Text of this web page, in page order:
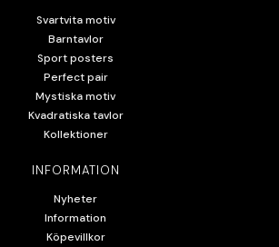
Svartvita motiv
Barntavlor
Sport posters
Perfect pair
Mystiska motiv
Kvadratiska tavlor
Kollektioner
INFORMATION
Nyheter
Information
Köpevillkor